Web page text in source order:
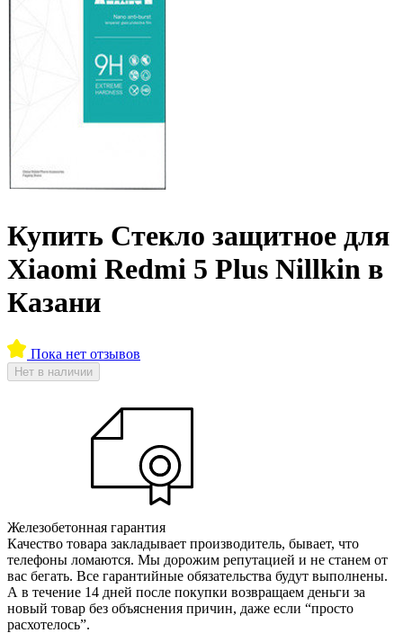
Купить Стекло защитное для
Xiaomi Redmi 5 Plus Nillkin в
Казани
Пока нет отзывов
Нет в наличии
Железобетонная гарантия
Качество товара закладывает производитель, бывает, что
телефоны ломаются. Мы дорожим репутацией и не станем от
вас бегать. Все гарантийные обязательства будут выполнены.
А в течение 14 дней после покупки возвращаем деньги за
новый товар без объяснения причин, даже если “просто
расхотелось”.